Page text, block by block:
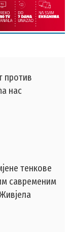
против
нас
тенкове
савременим